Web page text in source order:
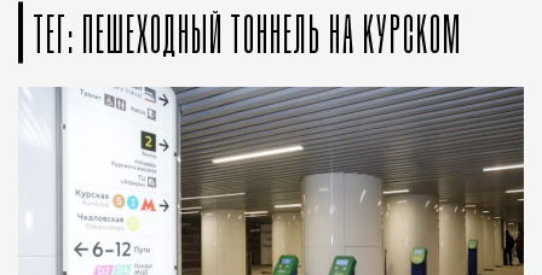
ТЕГ: ПЕШЕХОДНЫЙ ТОННЕЛЬ НА КУРСКОМ